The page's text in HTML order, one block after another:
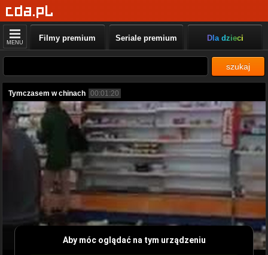
MENU Filmy premium Seriale premium Dla dzieci
szukaj
Tymczasem w chinach 00:01:20
Aby móc oglądać na tym urządzeniu